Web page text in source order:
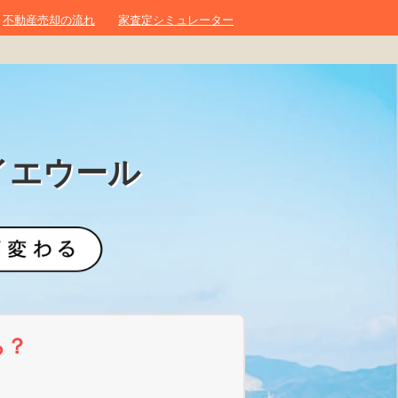
不動産売却の流れ 家査定シミュレーター
エウール